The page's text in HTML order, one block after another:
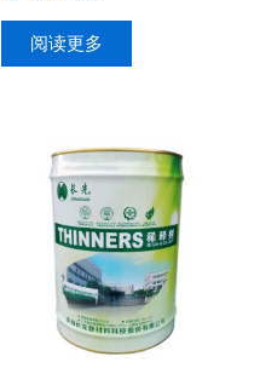
阅读更多